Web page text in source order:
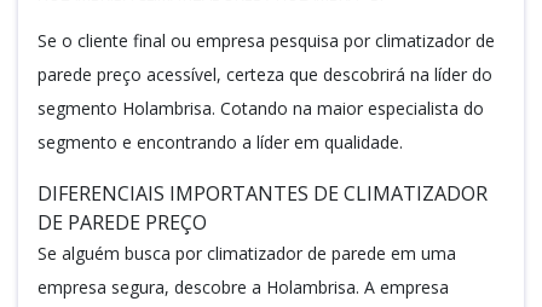
Se o cliente final ou empresa pesquisa por climatizador de
parede preço acessível, certeza que descobrirá na líder do
segmento Holambrisa. Cotando na maior especialista do
segmento e encontrando a líder em qualidade.
DIFERENCIAIS IMPORTANTES DE CLIMATIZADOR
DE PAREDE PREÇO
Se alguém busca por climatizador de parede em uma
empresa segura, descobre a Holambrisa. A empresa